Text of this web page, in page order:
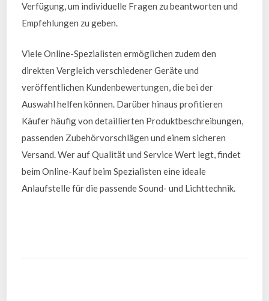
Verfügung, um individuelle Fragen zu beantworten und
Empfehlungen zu geben.
Viele Online-Spezialisten ermöglichen zudem den
direkten Vergleich verschiedener Geräte und
veröffentlichen Kundenbewertungen, die bei der
Auswahl helfen können. Darüber hinaus profitieren
Käufer häufig von detaillierten Produktbeschreibungen,
passenden Zubehörvorschlägen und einem sicheren
Versand. Wer auf Qualität und Service Wert legt, findet
beim Online-Kauf beim Spezialisten eine ideale
Anlaufstelle für die passende Sound- und Lichttechnik.